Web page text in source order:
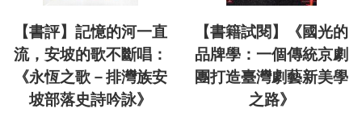
【書評】記憶的河一直
流，安坡的歌不斷唱：
《永恆之歌－排灣族安
坡部落史詩吟詠》
【書籍試閱】《國光的
品牌學：一個傳統京劇
團打造臺灣劇藝新美學
之路》